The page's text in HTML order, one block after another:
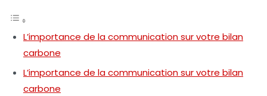
L’importance de la communication sur votre bilan
carbone
L’importance de la communication sur votre bilan
carbone